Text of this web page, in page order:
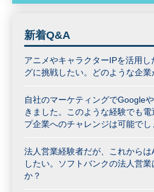
新着Q&A
アニメやキャラクターIPを活用
グに挑戦したい。どのような企業
自社のマーケティングでGoogle
きました。このような経験でも
プ企業へのチャレンジは可能でし
法人営業経験者だが、これから
したい。ソフトバンクの法人営
か？